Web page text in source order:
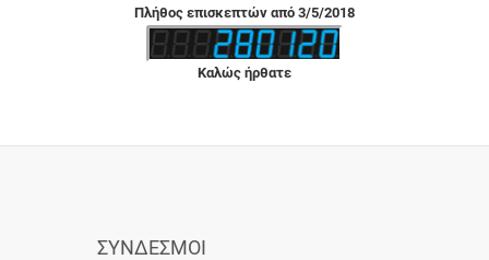
Πλήθος επισκεπτών από 3/5/2018
Καλώς ήρθατε
ΣΎΝΔΕΣΜΟΙ